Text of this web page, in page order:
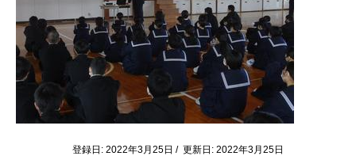
登録日: 2022年3月25日 / 更新日: 2022年3月25日